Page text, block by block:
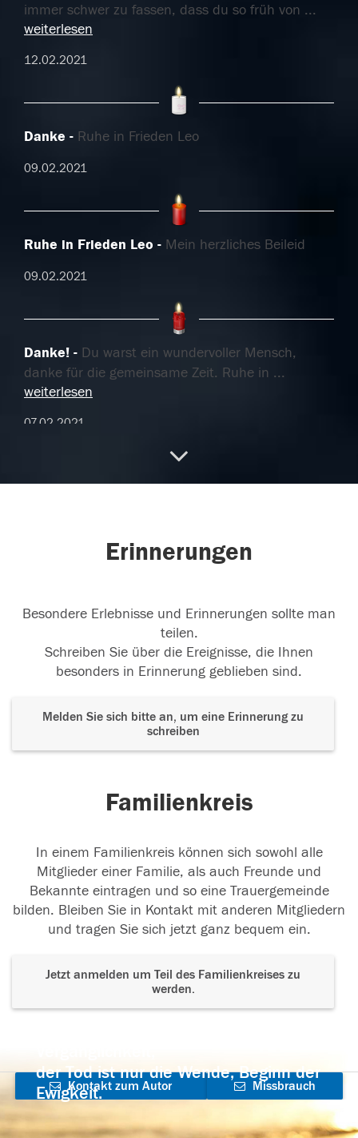
immer schwer zu fassen, dass du so früh von ...
weiterlesen
12.02.2021
Danke Ruhe in Frieden Leo
09.02.2021
Ruhe in Frieden Leo Mein herzliches Beileid
09.02.2021
Danke!
Du warst ein wundervoller Mensch,
danke für die gemeinsame Zeit. Ruhe in ...
weiterlesen
07.02.2021
Unser herzliches beileid Herzliches beileid
06.02.2021
Erinnerungen
Besondere Erlebnisse und Erinnerungen sollte man
teilen.
Schreiben Sie über die Ereignisse, die Ihnen
besonders in Erinnerung geblieben sind.
Melden Sie sich bitte an, um eine Erinnerung zu
schreiben
Familienkreis
In einem Familienkreis können sich sowohl alle
Mitglieder einer Familie, als auch Freunde und
Bekannte eintragen und so eine Trauergemeinde
bilden. Bleiben Sie in Kontakt mit anderen Mitgliedern
und tragen Sie sich jetzt ganz bequem ein.
Jetzt anmelden um Teil des Familienkreises zu
werden.
der Tod ist nur die Wende, Beginn der
Ewigkeit.
Kontakt zum Autor
aufnehmen
Missbrauch